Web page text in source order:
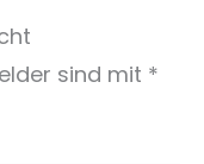
sind mit *